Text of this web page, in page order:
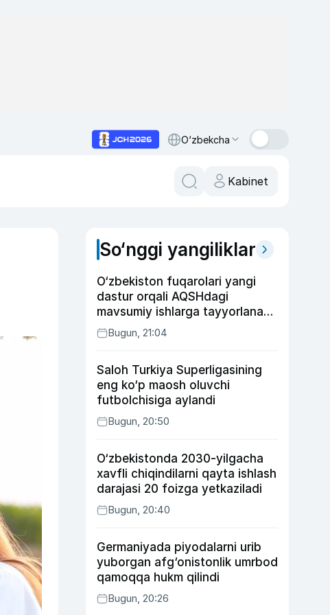
O‘zbekcha
Kabinet
So‘nggi yangiliklar
O‘zbekiston fuqarolari yangi
dastur orqali AQSHdagi
mavsumiy ishlarga tayyorlanadi
va joylashtiriladi
Bugun, 21:04
Saloh Turkiya Superligasining
eng ko‘p maosh oluvchi
futbolchisiga aylandi
Bugun, 20:50
O‘zbekistonda 2030-yilgacha
xavfli chiqindilarni qayta ishlash
darajasi 20 foizga yetkaziladi
Bugun, 20:40
Germaniyada piyodalarni urib
yuborgan afg‘onistonlik umrbod
qamoqqa hukm qilindi
Bugun, 20:26